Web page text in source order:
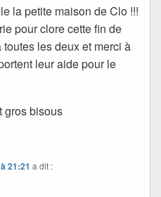
la petite maison de Clo !!!
pour clore cette fin de
les deux et merci à
leur aide pour le
gros bisous
21:21 a dit :